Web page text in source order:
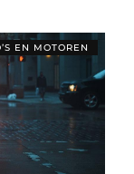
EN MOTOREN